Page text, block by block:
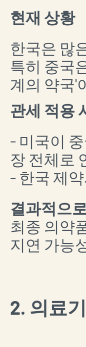
현재 상황
한국은 많
특히 중국
계의 약국'
관세 적용
- 미국이
장 전체로
- 한국 제
결과적으
최종 의약
지연 가능
2. 의료